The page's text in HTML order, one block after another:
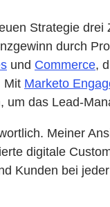
Strategie
durch
und Commerce,
Mit Marketo
um das Lead-
Meiner
digitale
Kunden bei